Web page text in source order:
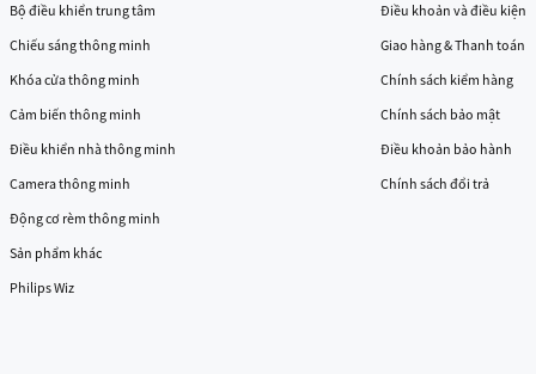
Bộ điều khiển trung tâm
Chiếu sáng thông minh
Khóa cửa thông minh
Cảm biến thông minh
Điều khiển nhà thông minh
Camera thông minh
Động cơ rèm thông minh
Sản phẩm khác
Philips Wiz
Điều khoản và điều kiện
Giao hàng & Thanh toán
Chính sách kiểm hàng
Chính sách bảo mật
Điều khoản bảo hành
Chính sách đổi trả